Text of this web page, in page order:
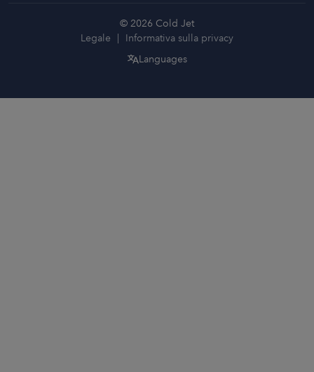
© 2026 Cold Jet
Legale
Informativa sulla privacy
Languages